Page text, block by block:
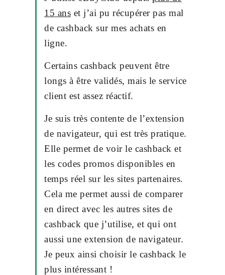
15 ans et j’ai pu récupérer pas mal
de cashback sur mes achats en
ligne.
Certains cashback peuvent être
longs à être validés, mais le service
client est assez réactif.
Je suis très contente de l’extension
de navigateur, qui est très pratique.
Elle permet de voir le cashback et
les codes promos disponibles en
temps réel sur les sites partenaires.
Cela me permet aussi de comparer
en direct avec les autres sites de
cashback que j’utilise, et qui ont
aussi une extension de navigateur.
Je peux ainsi choisir le cashback le
plus intéressant !